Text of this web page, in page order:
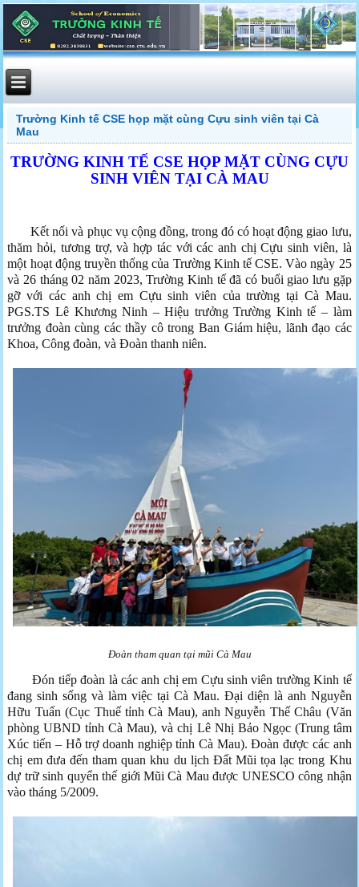
Trường Kinh tế CSE họp mặt cùng Cựu sinh viên tại Cà
Mau
TRƯỜNG KINH TẾ CSE HỌP MẶT CÙNG CỰU
SINH VIÊN TẠI CÀ MAU
Kết nối và phục vụ cộng đồng, trong đó có hoạt động giao lưu,
thăm hỏi, tương trợ, và hợp tác với các anh chị Cựu sinh viên, là
một hoạt động truyền thống của Trường Kinh tế CSE. Vào ngày 25
và 26 tháng 02 năm 2023, Trường Kinh tế đã có buổi giao lưu gặp
gỡ với các anh chị em Cựu sinh viên của trường tại Cà Mau.
PGS.TS Lê Khương Ninh – Hiệu trưởng Trường Kinh tế – làm
trưởng đoàn cùng các thầy cô trong Ban Giám hiệu, lãnh đạo các
Khoa, Công đoàn, và Đoàn thanh niên.
Đoàn tham quan tại mũi Cà Mau
Đón tiếp đoàn là các anh chị em Cựu sinh viên trường Kinh tế
đang sinh sống và làm việc tại Cà Mau. Đại diện là anh Nguyễn
Hữu Tuấn (Cục Thuế tỉnh Cà Mau), anh Nguyễn Thế Châu (Văn
phòng UBND tỉnh Cà Mau), và chị Lê Nhị Bảo Ngọc (Trung tâm
Xúc tiến – Hỗ trợ doanh nghiệp tỉnh Cà Mau). Đoàn được các anh
chị em đưa đến tham quan khu du lịch Đất Mũi tọa lạc trong Khu
dự trữ sinh quyển thế giới Mũi Cà Mau được UNESCO công nhận
vào tháng 5/2009.